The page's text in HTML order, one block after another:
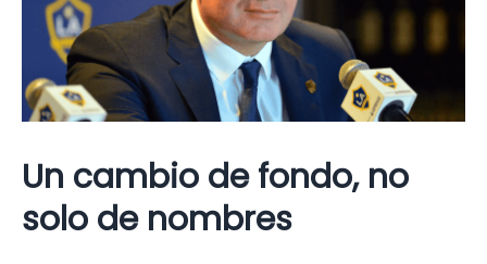
Un cambio de fondo, no
solo de nombres